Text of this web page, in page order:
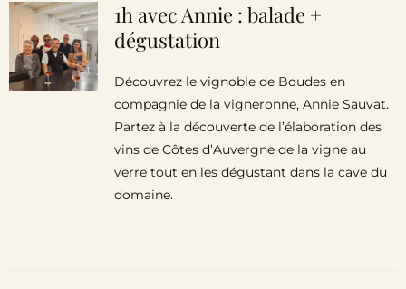
1h avec Annie : balade +
dégustation
Découvrez le vignoble de Boudes en
compagnie de la vigneronne, Annie Sauvat.
Partez à la découverte de l’élaboration des
vins de Côtes d’Auvergne de la vigne au
verre tout en les dégustant dans la cave du
domaine.